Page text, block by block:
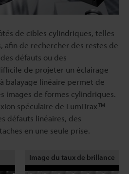
de cibles cylindriques, telles
afin de rechercher des restes de
défauts ou des
de projeter un éclairage
balayage linéaire permet de
images de formes cylindriques.
spéculaire de LumiTrax™
défauts linéaires, des
en une seule prise.
Image du taux de brillance